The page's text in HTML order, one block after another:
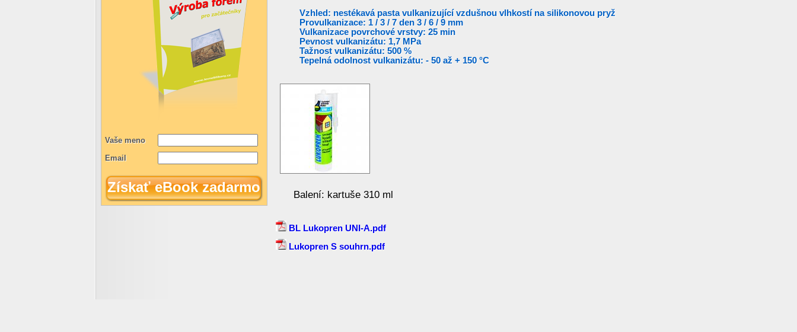
Vaše meno
Email
Získať eBook zadarmo
Vzhled: nestékavá pasta vulkanizující vzdušnou vlhkostí na silikonovou pryž
Provulkanizace: 1 / 3 / 7 den 3 / 6 / 9 mm
Vulkanizace povrchové vrstvy: 25 min
Pevnost vulkanizátu: 1,7 MPa
Tažnost vulkanizátu: 500 %
Tepelná odolnost vulkanizátu: - 50 až + 150 °C
Balení: kartuše 310 ml
BL Lukopren UNI-A.pdf
Lukopren S souhrn.pdf